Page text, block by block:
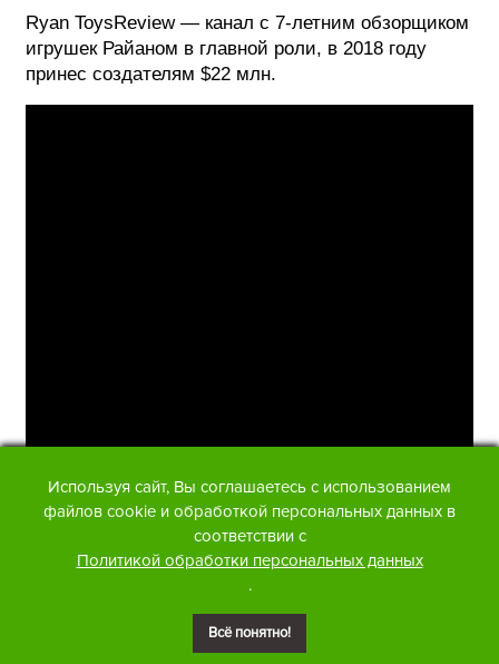
Ryan ToysReview — канал с 7-летним обзорщиком
игрушек Райаном в главной роли, в 2018 году
принес создателям $22 млн.
Видео: BTS
Используя сайт, Вы соглашаетесь с использованием
файлов cookie и обработкой персональных данных в
соответствии с
Политикой обработки персональных данных
.
Всё понятно!